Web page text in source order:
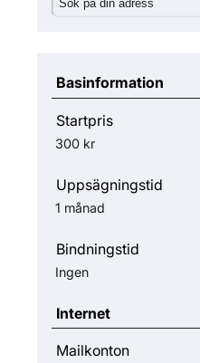
Basinformation
Startpris
300 kr
Uppsägningstid
1 månad
Bindningstid
Ingen
Internet
Mailkonton